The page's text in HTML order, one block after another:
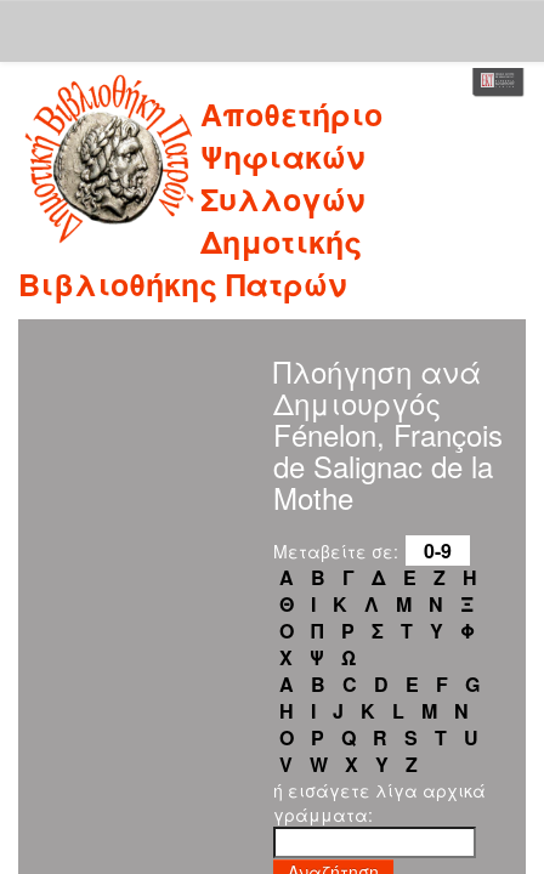
navigation
Αποθετήριο
Ψηφιακών
Συλλογών
Δημοτικής
Βιβλιοθήκης Πατρών
Πλοήγηση ανά
Δημιουργός
Fénelon, François
de Salignac de la
Mothe
Μεταβείτε σε:
0-9
Α
Β Γ Δ Ε Ζ
Η
Θ
Ι Κ Λ Μ Ν
Ξ
Ο
Π Ρ Σ Τ Υ
Φ
Χ
Ψ
Ω
A
B C D E F
G
H
I J K L M
N
O
P Q R S T
U
V
W X Y Z
ή εισάγετε λίγα αρχικά
γράμματα: